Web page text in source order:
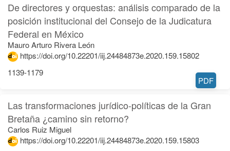
De directores y orquestas: análisis comparado de la
posición institucional del Consejo de la Judicatura
Federal en México
Mauro Arturo Rivera León
https://doi.org/10.22201/iij.24484873e.2020.159.15802
1139-1179
PDF
Las transformaciones jurídico-políticas de la Gran
Bretaña ¿camino sin retorno?
Carlos Ruiz Miguel
https://doi.org/10.22201/iij.24484873e.2020.159.15803